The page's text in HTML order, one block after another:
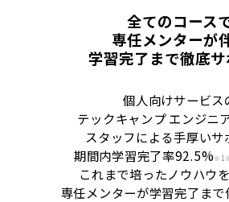
全てのコース
専任メンターが
学習完了まで徹底
個人向けサービス
テックキャンプ エンジニ
スタッフによる手厚いサ
期間内学習完了率92.5%※
これまで培ったノウハウを
専任メンターが学習完了まで